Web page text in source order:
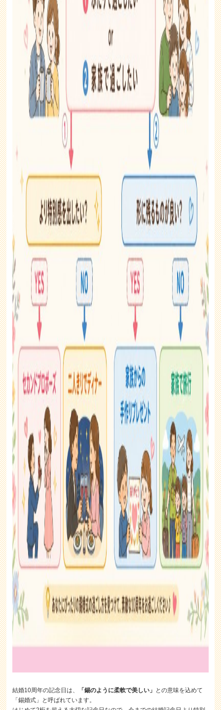
結婚10周年の記念日は、 「錫のように柔軟で美しい」 との意味を込めて
「錫婚式」と呼ばれています。